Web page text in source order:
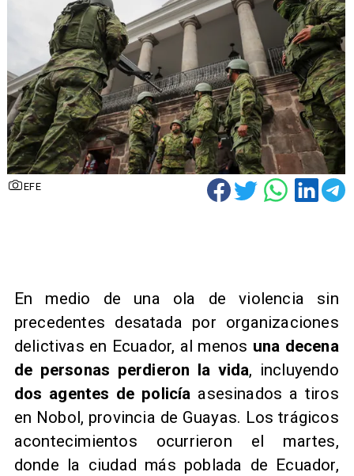
EFE
​En medio de una ola de violencia sin
precedentes desatada por organizaciones
delictivas en Ecuador, al menos una decena
de personas perdieron la vida, incluyendo
dos agentes de policía asesinados a tiros
en Nobol, provincia de Guayas. Los trágicos
acontecimientos ocurrieron el martes,
donde la ciudad más poblada de Ecuador,